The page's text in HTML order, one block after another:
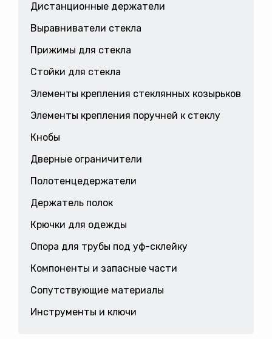
Дистанционные держатели
Выравниватели стекла
Прижимы для стекла
Стойки для стекла
Элементы крепления стеклянных козырьков
Элементы крепления поручней к стеклу
Кнобы
Дверные ограничители
Полотенцедержатели
Держатель полок
Крючки для одежды
Опора для трубы под уф-склейку
Компоненты и запасные части
Сопутствующие материалы
Инструменты и ключи